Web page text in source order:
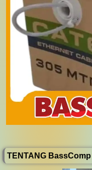
TENTANG BassComp